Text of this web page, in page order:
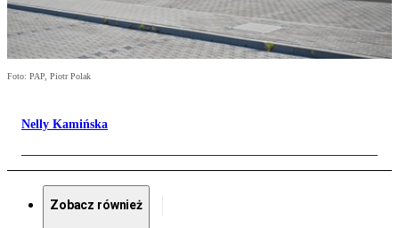
Foto: PAP, Piotr Polak
Nelly Kamińska
Zobacz również